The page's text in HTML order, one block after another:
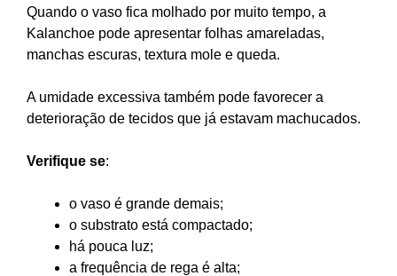
Quando o vaso fica molhado por muito tempo, a
Kalanchoe pode apresentar folhas amareladas,
manchas escuras, textura mole e queda.
A umidade excessiva também pode favorecer a
deterioração de tecidos que já estavam machucados.
Verifique se:
o vaso é grande demais;
o substrato está compactado;
há pouca luz;
a frequência de rega é alta;